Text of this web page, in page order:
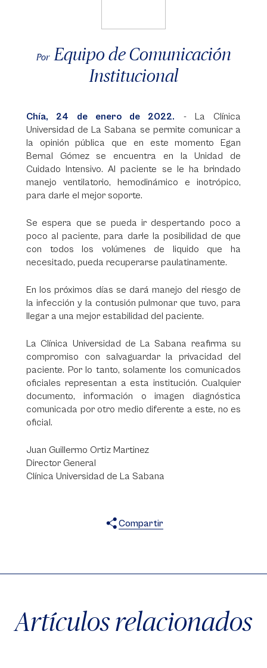
Por Equipo de Comunicación
Institucional
Chía, 24 de enero de 2022.
- La Clínica
Universidad de La Sabana se permite comunicar a
la opinión pública que en este momento Egan
Bernal Gómez se encuentra en la Unidad de
Cuidado Intensivo. Al paciente se le ha brindado
manejo ventilatorio, hemodinámico e inotrópico,
para darle el mejor soporte.
Se espera que se pueda ir despertando poco a
poco al paciente, para darle la posibilidad de que
con todos los volúmenes de liquido que ha
necesitado, pueda recuperarse paulatinamente.
En los próximos días se dará manejo del riesgo de
la infección y la contusión pulmonar que tuvo, para
llegar a una mejor estabilidad del paciente.
La Clínica Universidad de La Sabana reafirma su
compromiso con salvaguardar la privacidad del
paciente. Por lo tanto, solamente los comunicados
oficiales representan a esta institución. Cualquier
documento, información o imagen diagnóstica
comunicada por otro medio diferente a este, no es
oficial.
Juan Guillermo Ortiz Martinez
Director General
Clínica Universidad de La Sabana
Compartir
Artículos relacionados